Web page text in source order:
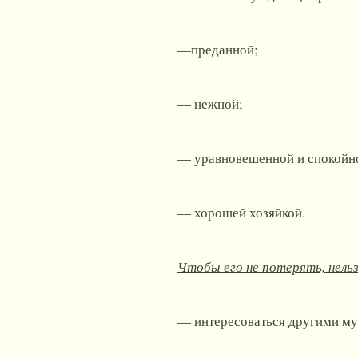
—преданной;
— нежной;
— уравновешенной и
— хорошей хозяйкой.
Чтобы его не потерять,
— интересоваться другими